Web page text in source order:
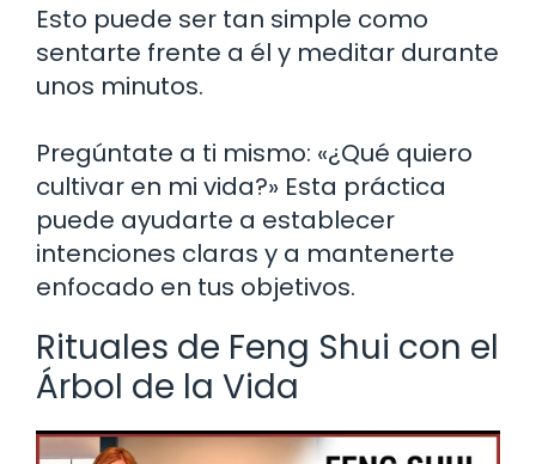
Esto puede ser tan simple como
sentarte frente a él y meditar durante
unos minutos.
Pregúntate a ti mismo: «¿Qué quiero
cultivar en mi vida?» Esta práctica
puede ayudarte a establecer
intenciones claras y a mantenerte
enfocado en tus objetivos.
Rituales de Feng Shui con el
Árbol de la Vida